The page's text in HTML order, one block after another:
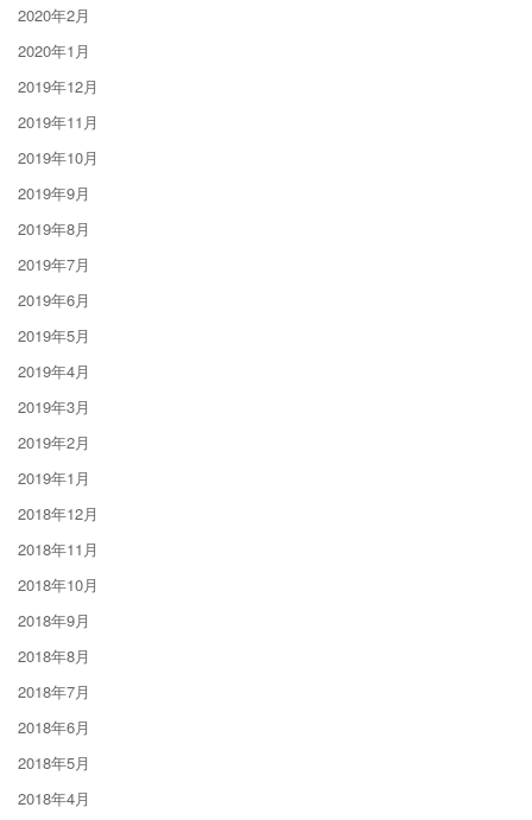
2020年2月
2020年1月
2019年12月
2019年11月
2019年10月
2019年9月
2019年8月
2019年7月
2019年6月
2019年5月
2019年4月
2019年3月
2019年2月
2019年1月
2018年12月
2018年11月
2018年10月
2018年9月
2018年8月
2018年7月
2018年6月
2018年5月
2018年4月